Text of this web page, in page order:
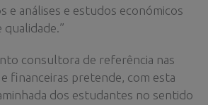
e análises e estudos económicos
qualidade.”
consultora de referência nas
financeiras pretende, com esta
dos estudantes no sentido